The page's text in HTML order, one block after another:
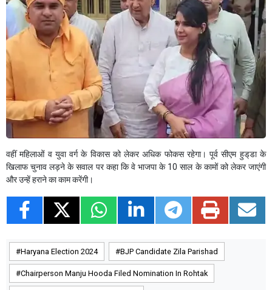
वहीं महिलाओं व युवा वर्ग के विकास को लेकर अधिक फोकस रहेगा। पूर्व सीएम हुड्‌डा के
खिलाफ चुनाव लड़ने के सवाल पर कहा कि वे भाजपा के 10 साल के कामों को लेकर जाएंगी
और उन्हें हराने का काम करेंगी।
Haryana Election 2024 BJP Candidate Zila Parishad
Chairperson Manju Hooda Filed Nomination In Rohtak